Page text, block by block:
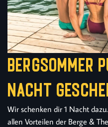
BERGSOMMER
NACHT
Wir schenken dir 1 Nacht
allen Vorteilen der Berge &